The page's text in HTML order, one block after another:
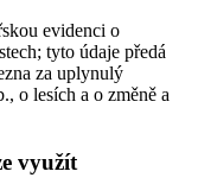
evidenci o
tyto údaje předá
za uplynulý
o lesích a o změně a
využít